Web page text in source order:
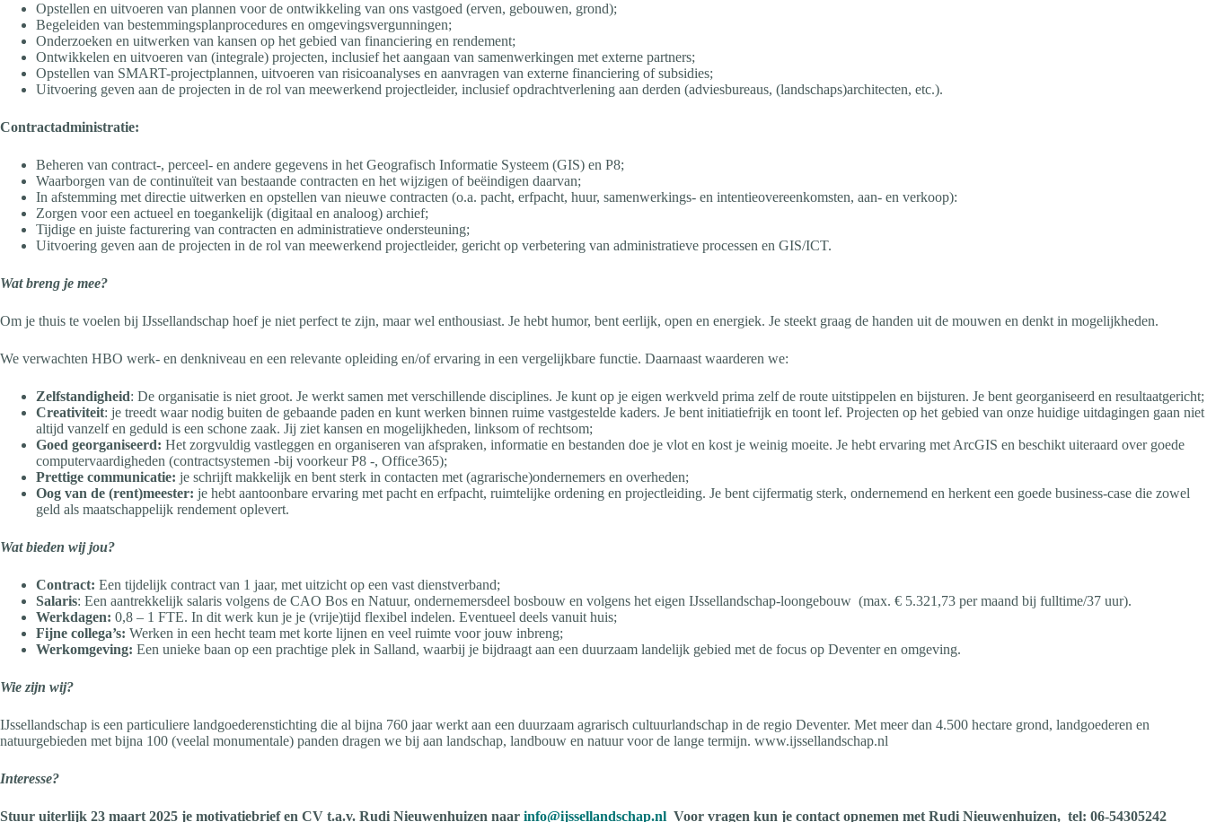
Opstellen en uitvoeren van plannen voor de ontwikkeling van ons vastgoed (erven, gebouwen, grond);
Begeleiden van bestemmingsplanprocedures en omgevingsvergunningen;
Onderzoeken en uitwerken van kansen op het gebied van financiering en rendement;
Ontwikkelen en uitvoeren van (integrale) projecten, inclusief het aangaan van samenwerkingen met externe partners;
Opstellen van SMART-projectplannen, uitvoeren van risicoanalyses en aanvragen van externe financiering of subsidies;
Uitvoering geven aan de projecten in de rol van meewerkend projectleider, inclusief opdrachtverlening aan derden (adviesbureaus, (landschaps)architecten, etc.).
Contractadministratie:
Beheren van contract-, perceel- en andere gegevens in het Geografisch Informatie Systeem (GIS) en P8;
Waarborgen van de continuïteit van bestaande contracten en het wijzigen of beëindigen daarvan;
In afstemming met directie uitwerken en opstellen van nieuwe contracten (o.a. pacht, erfpacht, huur, samenwerkings- en intentieovereenkomsten, aan- en verkoop):
Zorgen voor een actueel en toegankelijk (digitaal en analoog) archief;
Tijdige en juiste facturering van contracten en administratieve ondersteuning;
Uitvoering geven aan de projecten in de rol van meewerkend projectleider, gericht op verbetering van administratieve processen en GIS/ICT.
Wat breng je mee?
Om je thuis te voelen bij IJssellandschap hoef je niet perfect te zijn, maar wel enthousiast. Je hebt humor, bent eerlijk, open en energiek. Je steekt graag de handen uit de mouwen en denkt in mogelijkheden.
We verwachten HBO werk- en denkniveau en een relevante opleiding en/of ervaring in een vergelijkbare functie. Daarnaast waarderen we:
Zelfstandigheid: De organisatie is niet groot. Je werkt samen met verschillende disciplines. Je kunt op je eigen werkveld prima zelf de route uitstippelen en bijsturen. Je bent georganiseerd en resultaatgericht;
Creativiteit: je treedt waar nodig buiten de gebaande paden en kunt werken binnen ruime vastgestelde kaders. Je bent initiatiefrijk en toont lef. Projecten op het gebied van onze huidige uitdagingen gaan niet
altijd vanzelf en geduld is een schone zaak. Jij ziet kansen en mogelijkheden, linksom of rechtsom;
Goed georganiseerd: Het zorgvuldig vastleggen en organiseren van afspraken, informatie en bestanden doe je vlot en kost je weinig moeite. Je hebt ervaring met ArcGIS en beschikt uiteraard over goede
computervaardigheden (contractsystemen -bij voorkeur P8 -, Office365);
Prettige communicatie: je schrijft makkelijk en bent sterk in contacten met (agrarische)ondernemers en overheden;
Oog van de (rent)meester: je hebt aantoonbare ervaring met pacht en erfpacht, ruimtelijke ordening en projectleiding. Je bent cijfermatig sterk, ondernemend en herkent een goede business-case die zowel
geld als maatschappelijk rendement oplevert.
Wat bieden wij jou?
Contract: Een tijdelijk contract van 1 jaar, met uitzicht op een vast dienstverband;
Salaris: Een aantrekkelijk salaris volgens de CAO Bos en Natuur, ondernemersdeel bosbouw en volgens het eigen IJssellandschap-loongebouw (max. € 5.321,73 per maand bij fulltime/37 uur).
Werkdagen: 0,8 – 1 FTE. In dit werk kun je je (vrije)tijd flexibel indelen. Eventueel deels vanuit huis;
Fijne collega’s: Werken in een hecht team met korte lijnen en veel ruimte voor jouw inbreng;
Werkomgeving: Een unieke baan op een prachtige plek in Salland, waarbij je bijdraagt aan een duurzaam landelijk gebied met de focus op Deventer en omgeving.
Wie zijn wij?
IJssellandschap is een particuliere landgoederenstichting die al bijna 760 jaar werkt aan een duurzaam agrarisch cultuurlandschap in de regio Deventer. Met meer dan 4.500 hectare grond, landgoederen en
natuurgebieden met bijna 100 (veelal monumentale) panden dragen we bij aan landschap, landbouw en natuur voor de lange termijn. www.ijssellandschap.nl
Interesse?
Stuur uiterlijk 23 maart 2025 je motivatiebrief en CV t.a.v. Rudi Nieuwenhuizen naar info@ijssellandschap.nl Voor vragen kun je contact opnemen met Rudi Nieuwenhuizen, tel: 06-54305242